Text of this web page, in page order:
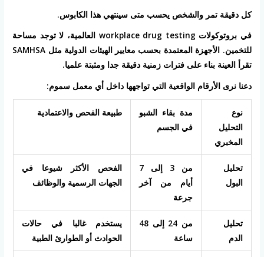
كل دقيقة تمر والشخص يحسب متى سينتهي هذا الكابوس.
في بروتوكولات workplace drug testing العالمية، لا توجد مساحة
للتخمين. الأجهزة المعتمدة بحسب معايير الهيئات الدولية مثل SAMHSA
تقرأ العينة بناء على فترات زمنية دقيقة جدا ومثبتة علميا.
دعنا نرى الأرقام الواقعية التي تواجهها داخل أي معمل سموم:
نوع
التحليل
المخبري
مدة بقاء الشبو
في الجسم
طبيعة الفحص والاعتمادية
تحليل
البول
من 3 إلى 7
أيام من آخر
جرعة
الفحص الأكثر شيوعا في
الجهات الرسمية والوظائف
تحليل
الدم
من 24 إلى 48
ساعة
يستخدم غالبا في حالات
الحوادث أو الطوارئ الطبية